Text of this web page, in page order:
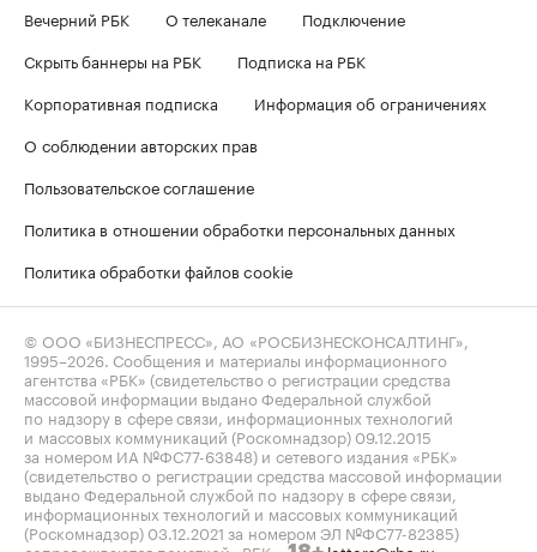
Вечерний РБК
О телеканале
Подключение
Скрыть баннеры на РБК
Подписка на РБК
Корпоративная подписка
Информация об ограничениях
О соблюдении авторских прав
Пользовательское соглашение
Политика в отношении обработки персональных данных
Политика обработки файлов cookie
© ООО «БИЗНЕСПРЕСС», АО «РОСБИЗНЕСКОНСАЛТИНГ»,
1995–2026 . Сообщения и материалы информационного
агентства «РБК» (свидетельство о регистрации средства
массовой информации выдано Федеральной службой
по надзору в сфере связи, информационных технологий
и массовых коммуникаций (Роскомнадзор) 09.12.2015
за номером ИА №ФС77-63848) и сетевого издания «РБК»
(свидетельство о регистрации средства массовой информации
выдано Федеральной службой по надзору в сфере связи,
информационных технологий и массовых коммуникаций
(Роскомнадзор) 03.12.2021 за номером ЭЛ №ФС77-82385)